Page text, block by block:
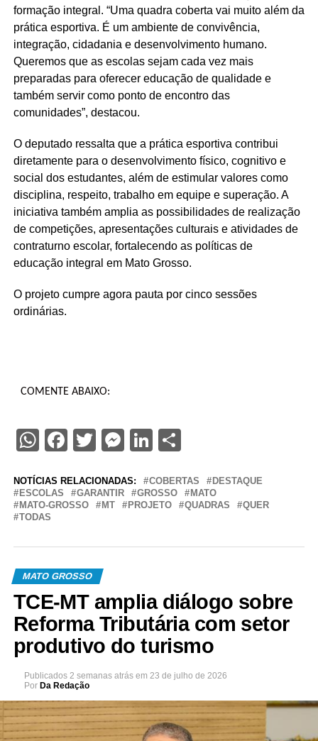
formação integral. “Uma quadra coberta vai muito além da
prática esportiva. É um ambiente de convivência,
integração, cidadania e desenvolvimento humano.
Queremos que as escolas sejam cada vez mais
preparadas para oferecer educação de qualidade e
também servir como ponto de encontro das
comunidades”, destacou.
O deputado ressalta que a prática esportiva contribui
diretamente para o desenvolvimento físico, cognitivo e
social dos estudantes, além de estimular valores como
disciplina, respeito, trabalho em equipe e superação. A
iniciativa também amplia as possibilidades de realização
de competições, apresentações culturais e atividades de
contraturno escolar, fortalecendo as políticas de
educação integral em Mato Grosso.
O projeto cumpre agora pauta por cinco sessões
ordinárias.
COMENTE ABAIXO:
WhatsApp
Facebook
Twitter
Messenger
LinkedIn
Share
NOTÍCIAS RELACIONADAS: COBERTAS
DESTAQUE
ESCOLAS
GARANTIR GROSSO
MATO
MATO-GROSSO
MT PROJETO QUADRAS
QUER
TODAS
MATO GROSSO
TCE-MT amplia diálogo sobre
Reforma Tributária com setor
produtivo do turismo
Publicados 2 semanas atrás em 23 de julho de 2026
Por Da Redação